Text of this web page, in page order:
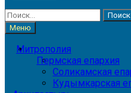
Найти:
Меню
Митрополия
Пермская епархия
Соликамская
Кудымкарская